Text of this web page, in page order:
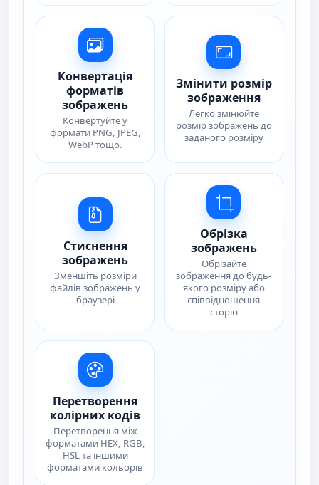
Конвертація
форматів
зображень
Конвертуйте у
формати PNG, JPEG,
WebP тощо.
Змінити розмір
зображення
Легко змінюйте
розмір зображень до
заданого розміру
Стиснення
зображень
Зменшіть розміри
файлів зображень у
браузері
Обрізка
зображень
Обрізайте
зображення до будь-
якого розміру або
співвідношення
сторін
Перетворення
колірних кодів
Перетворення між
форматами HEX, RGB,
HSL та іншими
форматами кольорів